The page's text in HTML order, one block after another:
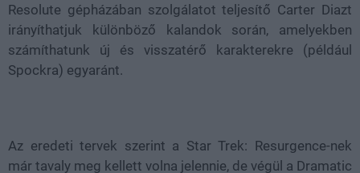
Resolute gépházában szolgálatot teljesítő Carter Diazt
irányíthatjuk különböző kalandok során, amelyekben
számíthatunk új és visszatérő karakterekre (például
Spockra) egyaránt.
Az eredeti tervek szerint a Star Trek: Resurgence-nek
már tavaly meg kellett volna jelennie, de végül a Dramatic